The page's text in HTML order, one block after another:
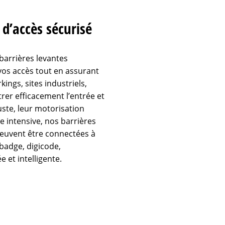
sécurisé
levantes
accès tout en assurant
sites industriels,
efficacement l’entrée et
leur motorisation
intensive, nos barrières
être connectées à
digicode,
et intelligente.